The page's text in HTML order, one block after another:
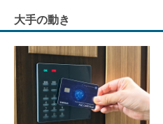
大手の動き